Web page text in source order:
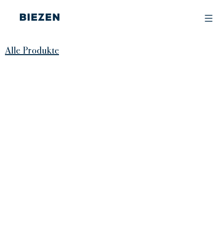
BIEZEN
Alle Produkte